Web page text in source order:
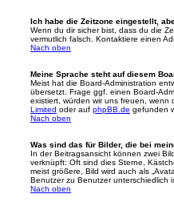
Ich habe die Zeitzone eingestellt,
Wenn du dir sicher bist, dass du die
vermutlich falsch. Kontaktiere einen
Nach oben
Meine Sprache steht auf diesem
Meist hat die Board-Administration
übersetzt. Frage ggf. einen Board-
existiert, würden wir uns freuen,
Limited oder auf phpBB.de gefunden
Nach oben
Was sind das für Bilder, die bei
In der Beitragsansicht können zwei
verknüpft: Oft sind dies Sterne,
meist größere, Bild wird auch als
Benutzer zu Benutzer unterschiedlich
Nach oben